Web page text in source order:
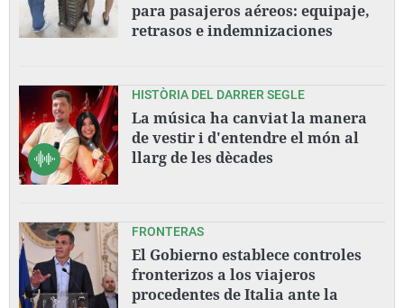
para pasajeros aéreos: equipaje,
retrasos e indemnizaciones
HISTÒRIA DEL DARRER SEGLE
La música ha canviat la manera
de vestir i d'entendre el món al
llarg de les dècades
FRONTERAS
El Gobierno establece controles
fronterizos a los viajeros
procedentes de Italia ante la